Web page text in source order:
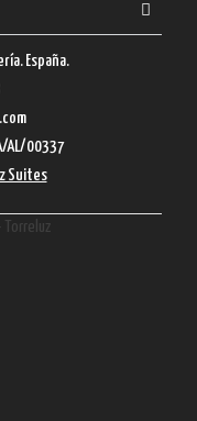
España.
AL/00337
Suites